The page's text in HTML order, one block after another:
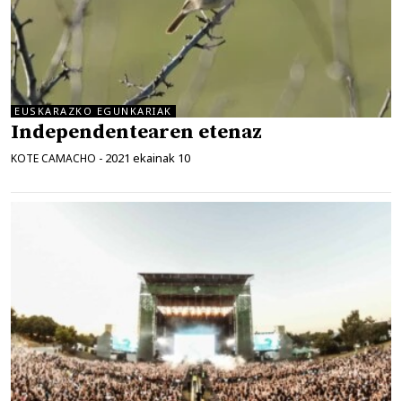
EUSKARAZKO EGUNKARIAK
Independentearen etenaz
KOTE CAMACHO - 2021 ekainak 10